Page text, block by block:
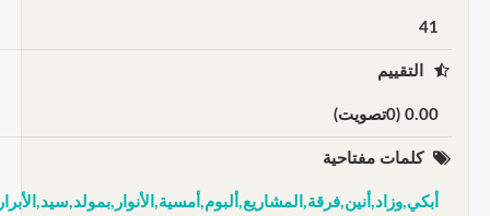
41
التقييم
0.00 (0تصويت)
كلمات مفتاحية
أبكي,وزاد,أنين,فرقة,المشاريع,ألبوم,أمسية,الأنوار,بمولد,سيد,الأبرار